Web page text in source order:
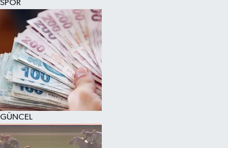
SPOR
GÜNCEL